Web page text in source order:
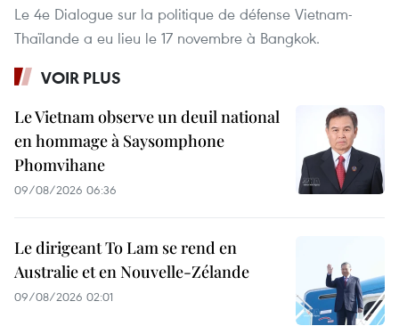
Le 4e Dialogue sur la politique de défense Vietnam-
Thaïlande a eu lieu le 17 novembre à Bangkok.
VOIR PLUS
Le Vietnam observe un deuil national
en hommage à Saysomphone
Phomvihane
09/08/2026 06:36
Le dirigeant To Lam se rend en
Australie et en Nouvelle-Zélande
09/08/2026 02:01